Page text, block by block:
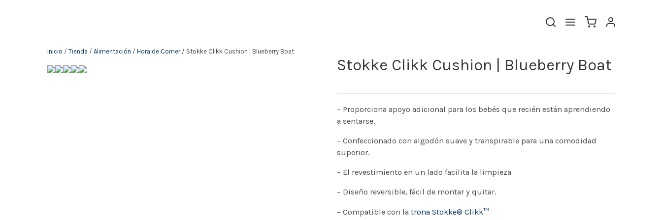
Inicio / Tienda / Alimentación / Hora de Comer/ Stokke Clikk Cushion | Blueberry Boat
Stokke Clikk Cushion | Blueberry Boat
– Proporciona apoyo adicional para los bebés que recién están aprendiendo
a sentarse.
– Confeccionado con algodón suave y transpirable para una comodidad
superior.
– El revestimiento en un lado facilita la limpieza
– Diseño reversible, fácil de montar y quitar.
– Compatible con la trona Stokke® Clikk™